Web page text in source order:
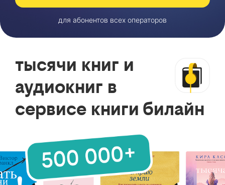
для абонентов всех операторов
тысячи книг и
аудиокниг в
сервисе книги билайн